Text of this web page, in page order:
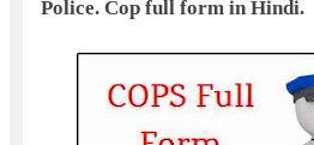
Police. Cop full form in Hindi.